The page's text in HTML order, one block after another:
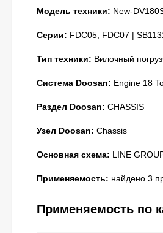
Модель техники: New-
Серии: FDC05, FDC07 |
Тип техники: Вилочный
Система Doosan: Engine 18
Раздел Doosan: CHASSIS
Узел Doosan: Chassis
Основная схема: LINE
Применяемость: найдено 3
Применяемость по